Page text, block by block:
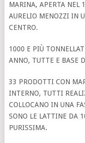
MARINA, APERTA NEL
AURELIO MENOZZI IN
CENTRO.
1000 E PIÙ
ANNO, TUTTE E BASE
33 PRODOTTI CON
INTERNO, TUTTI
COLLOCANO IN UNA
SONO LE LATTINE DA
PURISSIMA.